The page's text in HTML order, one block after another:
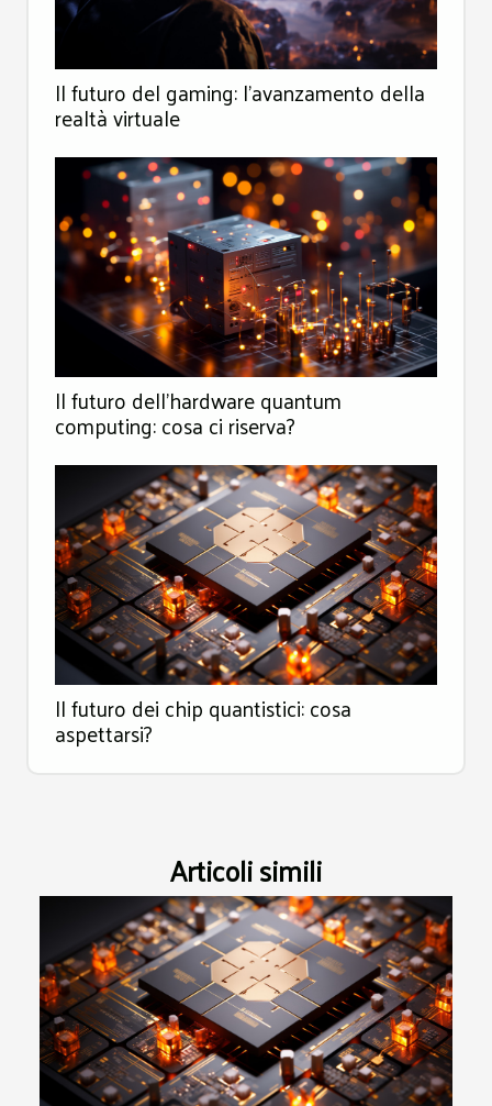
Il futuro del gaming: l'avanzamento della
realtà virtuale
Il futuro dell'hardware quantum
computing: cosa ci riserva?
Il futuro dei chip quantistici: cosa
aspettarsi?
Articoli simili